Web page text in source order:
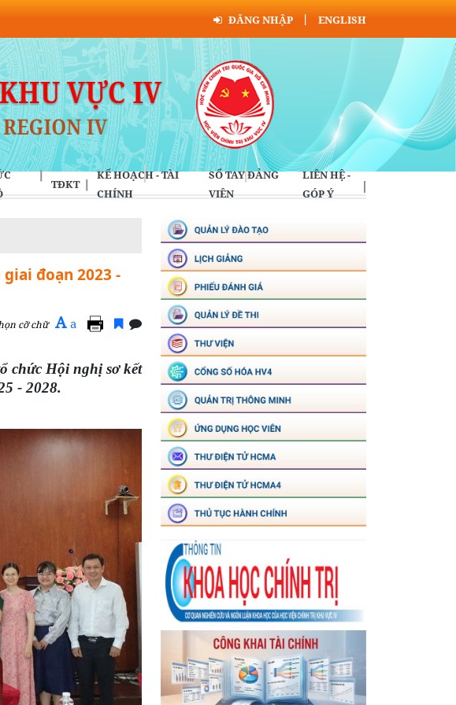
ĐĂNG NHẬP ENGLISH
TĐKT
KẾ HOẠCH - TÀI
CHÍNH
SỔ TAY ĐẢNG
VIÊN
LIÊN HỆ -
GÓP Ý
đoạn 2023 -
cỡ chữ A a
chức Hội nghị sơ kết
- 2028.